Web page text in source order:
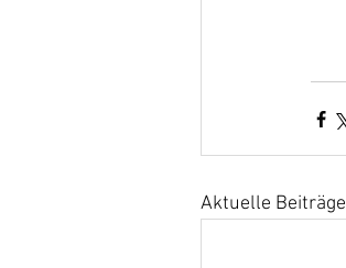
Aktuelle Beiträge